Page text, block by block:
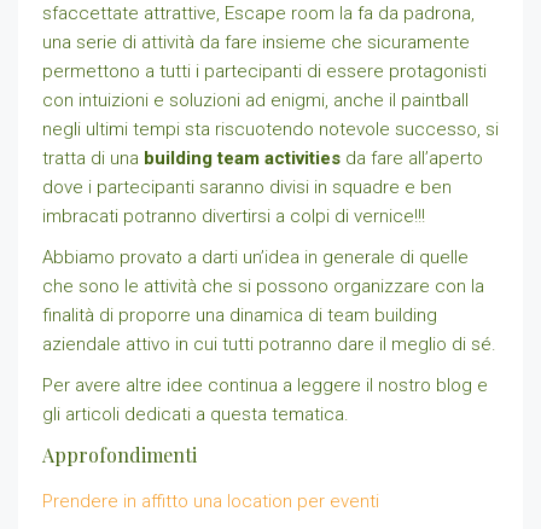
sfaccettate attrattive, Escape room la fa da padrona,
una serie di attività da fare insieme che sicuramente
permettono a tutti i partecipanti di essere protagonisti
con intuizioni e soluzioni ad enigmi, anche il paintball
negli ultimi tempi sta riscuotendo notevole successo, si
tratta di una building team activities da fare all’aperto
dove i partecipanti saranno divisi in squadre e ben
imbracati potranno divertirsi a colpi di vernice!!!
Abbiamo provato a darti un’idea in generale di quelle
che sono le attività che si possono organizzare con la
finalità di proporre una dinamica di team building
aziendale attivo in cui tutti potranno dare il meglio di sé.
Per avere altre idee continua a leggere il nostro blog e
gli articoli dedicati a questa tematica.
Approfondimenti
Prendere in affitto una location per eventi